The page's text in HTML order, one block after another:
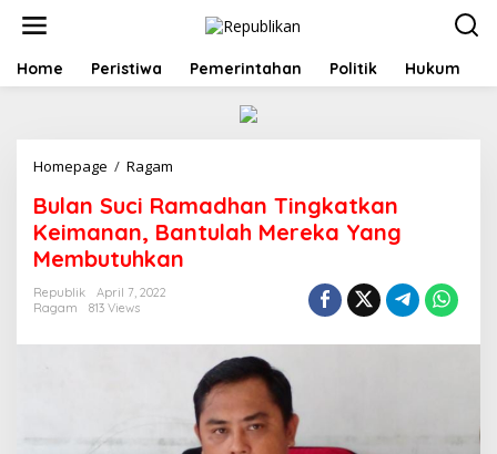
t
Home Peristiwa Pemerintahan Politik Hukum
Homepage / Ragam
l
a
n
S
R
Bulan Suci Ramadhan Tingkatkan
Keimanan, Bantulah Mereka Yang
Membutuhkan
Republik
April 7, 2022
Ragam
813 Views